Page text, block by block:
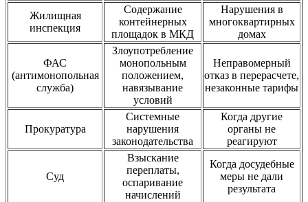
Жилищная
инспекция
Содержание
контейнерных
площадок в МКД
Нарушения в
многоквартирных
домах
ФАС
(антимонопольная
служба)
Злоупотребление
монопольным
положением,
навязывание
условий
Неправомерный
отказ в перерасчете,
незаконные тарифы
Прокуратура
Системные
нарушения
законодательства
Когда другие
органы не
реагируют
Суд
Взыскание
переплаты,
оспаривание
начислений
Когда досудебные
меры не дали
результата